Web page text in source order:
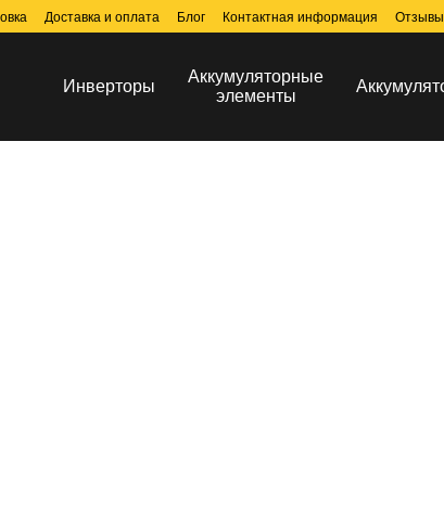
Доставка и оплата Блог Контактная информация Отзывы
Инверторы
Аккумуляторные
элементы